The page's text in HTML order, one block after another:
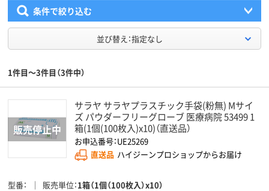
条件で絞り込む
並び替え：指定なし
1件目～3件目（3件中）
サラヤ サラヤプラスチック手袋(粉無) Mサイ
ズ パウダーフリーグローブ 医療病院 53499 1
箱(1個(100枚入)x10)（直送品）
お申込番号：UE25269
直送品 ハイジーンプロショップからお届け
型番 販売単位 1箱（1個（100枚入）x10）